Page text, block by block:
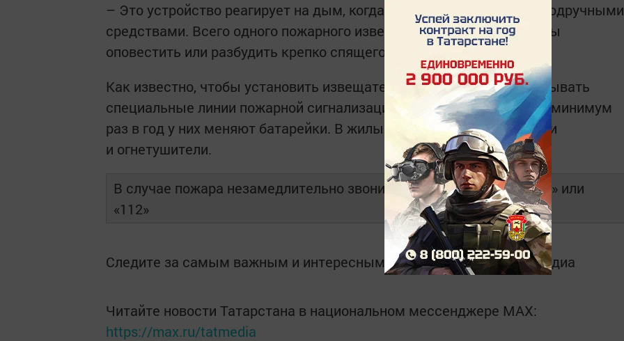
– Это устройство реагирует на дым, когда потушить огонь можно подручными
средствами. Всего одного пожарного извещателя достаточно, чтобы
оповестить или разбудить крепко спящего человека.
Как известно, чтобы установить извещатель не требуется прокладывать
специальные линии пожарной сигнализации. Их крепят на потолок, минимум
раз в год у них меняют батарейки. В жилых домах не будут лишними
и огнетушители.
В случае пожара незамедлительно звоните по телефону «01», «101» или
«112»
Следите за самым важным и интересным вTelegram-каналеТатмедиа
Читайте новости Татарстана в национальном мессенджере MАХ:
https://max.ru/tatmedia